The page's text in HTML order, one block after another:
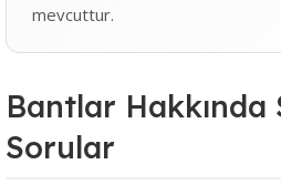
mevcuttur.
Bantlar Hakkında
Sorular